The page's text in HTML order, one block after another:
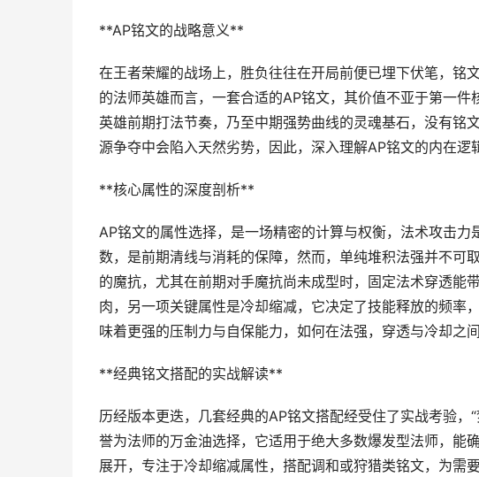
**AP铭文的战略意义**
在王者荣耀的战场上，胜负往往在开局前便已埋下伏笔，铭
的法师英雄而言，一套合适的AP铭文，其价值不亚于第一
英雄前期打法节奏，乃至中期强势曲线的灵魂基石，没有铭
源争夺中会陷入天然劣势，因此，深入理解AP铭文的内在逻
**核心属性的深度剖析**
AP铭文的属性选择，是一场精密的计算与权衡，法术攻击
数，是前期清线与消耗的保障，然而，单纯堆积法强并不可
的魔抗，尤其在前期对手魔抗尚未成型时，固定法术穿透能
肉，另一项关键属性是冷却缩减，它决定了技能释放的频率
味着更强的压制力与自保能力，如何在法强，穿透与冷却之
**经典铭文搭配的实战解读**
历经版本更迭，几套经典的AP铭文搭配经受住了实战考验，
誉为法师的万金油选择，它适用于绝大多数爆发型法师，能
展开，专注于冷却缩减属性，搭配调和或狩猎类铭文，为需